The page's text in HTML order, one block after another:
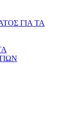
ΓΙΑ ΤΑ